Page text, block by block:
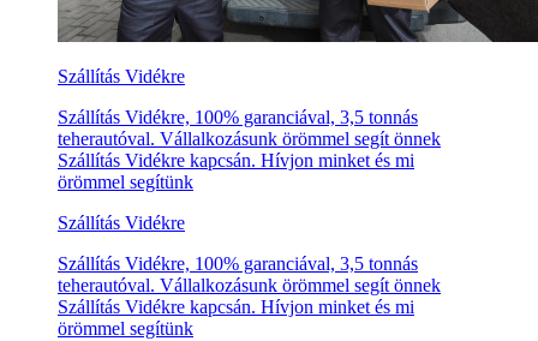
Szállítás Vidékre
Szállítás Vidékre, 100% garanciával, 3,5 tonnás
teherautóval. Vállalkozásunk örömmel segít önnek
Szállítás Vidékre kapcsán. Hívjon minket és mi
örömmel segítünk
Szállítás Vidékre
Szállítás Vidékre, 100% garanciával, 3,5 tonnás
teherautóval. Vállalkozásunk örömmel segít önnek
Szállítás Vidékre kapcsán. Hívjon minket és mi
örömmel segítünk